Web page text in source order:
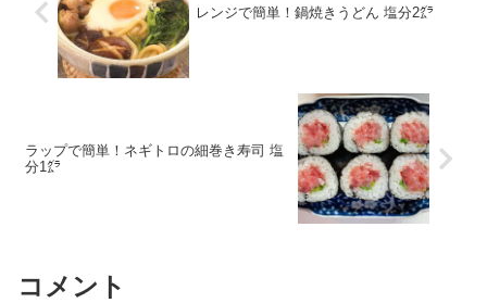
レンジで簡単！鍋焼きうどん 塩分2㌘
ラップで簡単！ネギトロの細巻き寿司 塩
分1㌘
コメント